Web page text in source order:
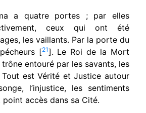
a quatre portes ; par elles
ceux qui ont été
les vaillants. Par la porte du
[21]. Le Roi de la Mort
entouré par les savants, les
Tout est Vérité et Justice autour
l’injustice, les sentiments
point accès dans sa Cité.